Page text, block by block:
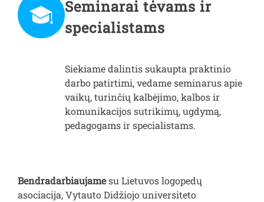
Seminarai tėvams ir
specialistams
Siekiame dalintis sukaupta praktinio
darbo patirtimi, vedame seminarus apie
vaikų, turinčių kalbėjimo, kalbos ir
komunikacijos sutrikimų, ugdymą,
pedagogams ir specialistams.
Bendradarbiaujamesu Lietuvos logopedų
asociacija, Vytauto Didžiojo universiteto